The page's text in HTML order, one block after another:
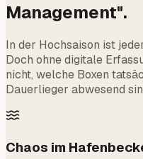
Management".
In der Hochsaison ist
Doch ohne digitale
nicht, welche Boxen
Dauerlieger abwesend
Chaos im